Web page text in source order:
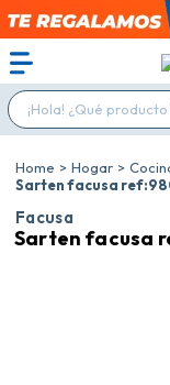
¡Hola! ¿Qué producto
Hogar
Sarten facusa
Facusa
Sarten facusa